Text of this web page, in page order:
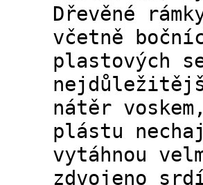
Dřevěné
včetně
plastových
nátěr
plástu
vytáhnou
zdvojeno